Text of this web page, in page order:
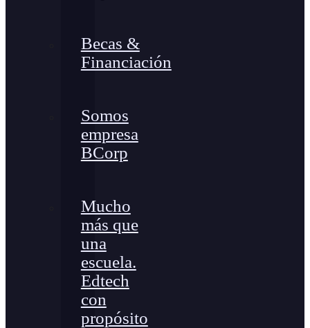
Becas &
Financiación
Somos
empresa
BCorp
Mucho
más que
una
escuela.
Edtech
con
propósito